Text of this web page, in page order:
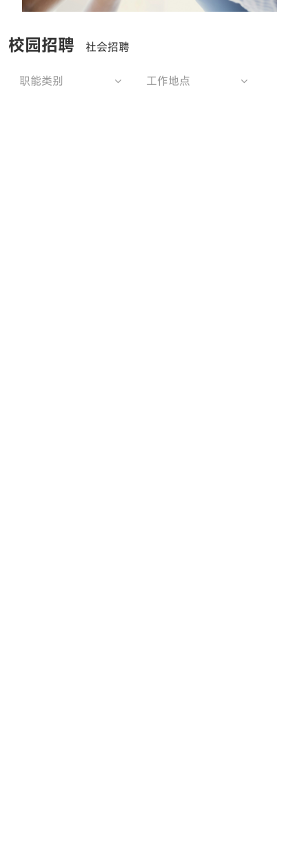
校园招聘 社会招聘
职能类别 工作地点